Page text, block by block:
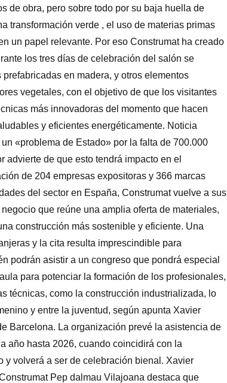
de obra, pero sobre todo por su baja huella de
transformación verde , el uso de materias primas
un papel relevante. Por eso Construmat ha creado
los tres días de celebración del salón se
en madera, y otros elementos
vegetales, con el objetivo de que los visitantes
más innovadoras del momento que hacen
y eficientes energéticamente. Noticia
«problema de Estado» por la falta de 700.000
de que esto tendrá impacto en el
de 204 empresas expositoras y 366 marcas
del sector en España, Construmat vuelve a sus
que reúne una amplia oferta de materiales,
construcción más sostenible y eficiente. Una
y la cita resulta imprescindible para
podrán asistir a un congreso que pondrá especial
para potenciar la formación de los profesionales,
técnicas, como la construcción industrializada, lo
y entre la juventud, según apunta Xavier
Barcelona. La organización prevé la asistencia de
año hasta 2026, cuando coincidirá con la
volverá a ser de celebración bienal. Xavier
Pep dalmau Vilajoana destaca que